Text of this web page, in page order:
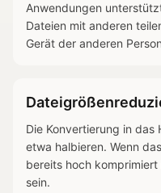
Anwendungen
Dateien mit anderen
Gerät der anderen
Die Konvertierung in das
etwa halbieren. Wenn
bereits hoch
sein.